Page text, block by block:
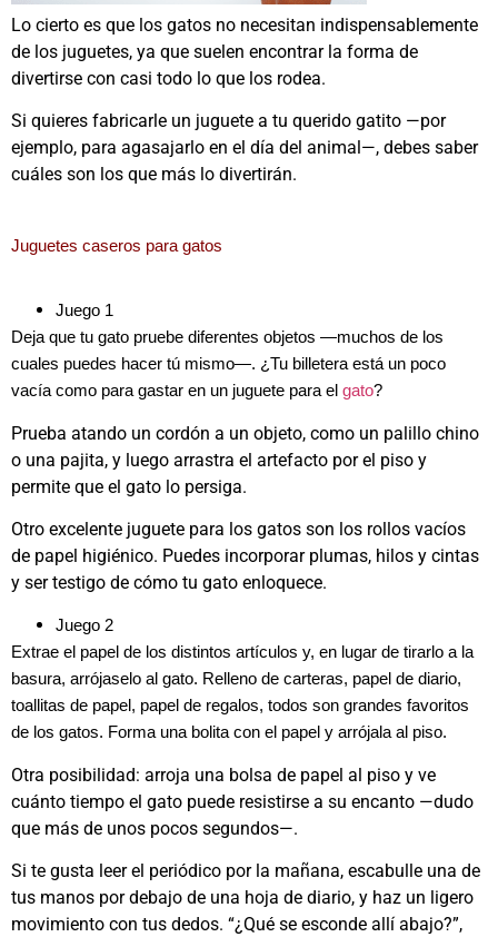
Lo cierto es que los gatos no necesitan indispensablemente
de los juguetes, ya que suelen encontrar la forma de
divertirse con casi todo lo que los rodea.
Si quieres fabricarle un juguete a tu querido gatito —por
ejemplo, para agasajarlo en el día del animal—, debes saber
cuáles son los que más lo divertirán.
Juguetes caseros para gatos
Juego 1
Deja que tu gato pruebe diferentes objetos —muchos de los
cuales puedes hacer tú mismo—. ¿Tu billetera está un poco
vacía como para gastar en un juguete para el gato?
Prueba atando un cordón a un objeto, como un palillo chino
o una pajita, y luego arrastra el artefacto por el piso y
permite que el gato lo persiga.
Otro excelente juguete para los gatos son los rollos vacíos
de papel higiénico. Puedes incorporar plumas, hilos y cintas
y ser testigo de cómo tu gato enloquece.
Juego 2
Extrae el papel de los distintos artículos y, en lugar de tirarlo a la
basura, arrójaselo al gato. Relleno de carteras, papel de diario,
toallitas de papel, papel de regalos, todos son grandes favoritos
de los gatos. Forma una bolita con el papel y arrójala al piso.
Otra posibilidad: arroja una bolsa de papel al piso y ve
cuánto tiempo el gato puede resistirse a su encanto —dudo
que más de unos pocos segundos—.
Si te gusta leer el periódico por la mañana, escabulle una de
tus manos por debajo de una hoja de diario, y haz un ligero
movimiento con tus dedos. “¿Qué se esconde allí abajo?”,